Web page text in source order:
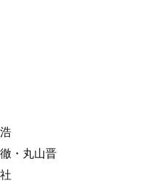
・丸山晋